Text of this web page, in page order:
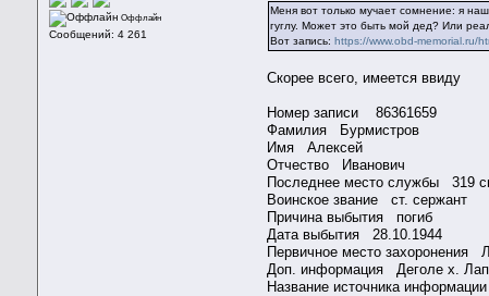
Оффлайн
Сообщений: 4 261
Меня вот только мучает сомнение: я
гуглу. Может это быть мой дед? Или
Вот запись:https://www.obd-memorial.ru/
Скорее всего, имеется ввиду
Номер записи 86361659
Фамилия Бурмистров
Имя Алексей
Отчество Иванович
Последнее место службы 319
Воинское звание ст. сержант
Причина выбытия погиб
Дата выбытия 28.10.1944
Первичное место захоронения
Доп. информация Деголе х.
Название источника